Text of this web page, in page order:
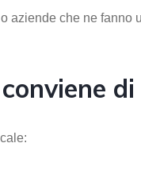
aziende che ne fanno